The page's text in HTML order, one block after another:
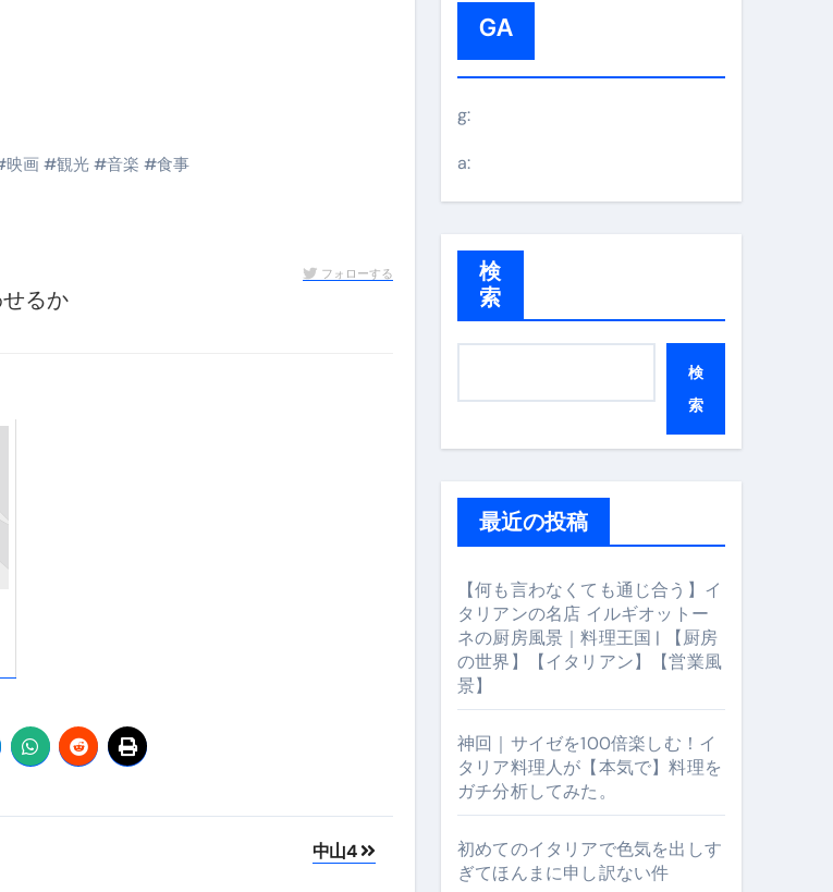
業
なら！イタリア！
について
人シェフ達に作ってみた結果…
HD）
）
ジア飯食べ尽くし
– Podcast #8
ギオットーネの厨房風景｜料理王国 | 【厨房の世界】【イタリアン】【営業風景】
映画 #観光 #音楽 #食事
フォローする
せるか
中山4
GA
g:
a:
検
索
検
索
最近の投稿
【何も言わなくても通じ合う】イ
タリアンの名店 イルギオットー
ネの厨房風景｜料理王国 | 【厨房
の世界】【イタリアン】【営業風
景】
神回｜サイゼを100倍楽しむ！イ
タリア料理人が【本気で】料理を
ガチ分析してみた。
初めてのイタリアで色気を出しす
ぎてほんまに申し訳ない件